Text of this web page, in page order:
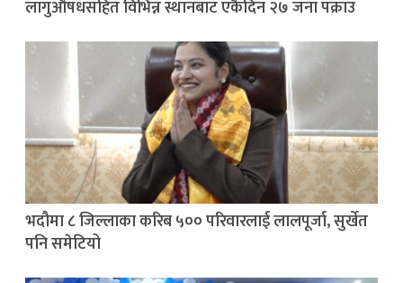
लागुऔषधसहित विभिन्न स्थानबाट एकैदिन २७ जना पक्राउ
भदौमा ८ जिल्लाका करिब ५०० परिवारलाई लालपूर्जा, सुर्खेत
पनि समेटियो